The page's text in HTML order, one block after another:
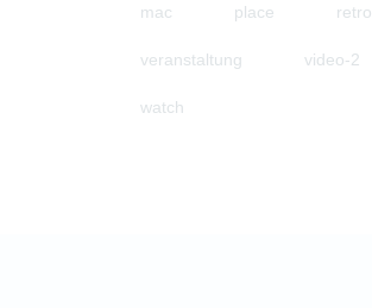
mac place retro
veranstaltung video-2
watch